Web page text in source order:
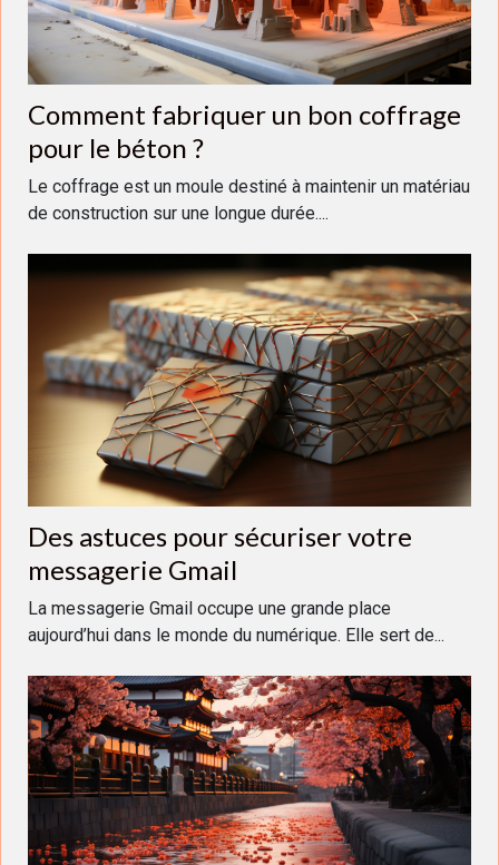
Comment fabriquer un bon coffrage
pour le béton ?
Le coffrage est un moule destiné à maintenir un matériau
de construction sur une longue durée....
Des astuces pour sécuriser votre
messagerie Gmail
La messagerie Gmail occupe une grande place
aujourd’hui dans le monde du numérique. Elle sert de...